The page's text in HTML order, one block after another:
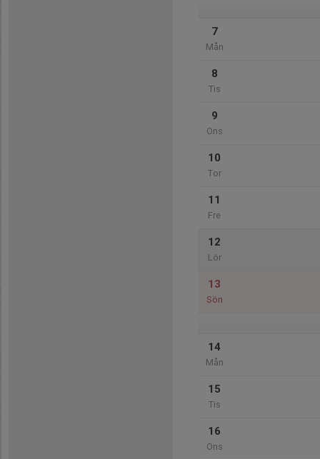
7
Mån
8
Tis
9
Ons
10
Tor
11
Fre
12
Lör
13
Sön
14
Mån
15
Tis
16
Ons